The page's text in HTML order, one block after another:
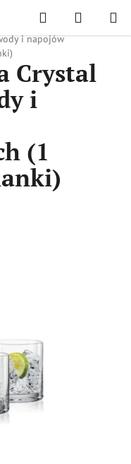
Szukaj KOSZYK
bezalkoholowych
i napojów
Crystal
i
(1